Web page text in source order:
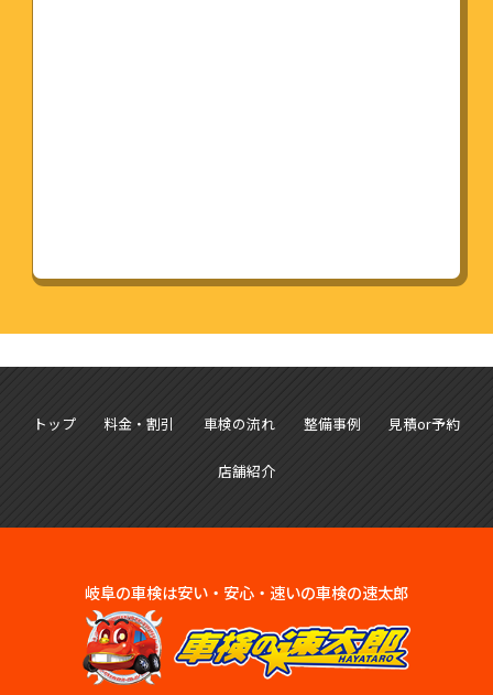
トップ 料金・割引 車検の流れ 整備事例 見積or予約
店舗紹介
岐阜の車検は安い・安心・速いの車検の速太郎